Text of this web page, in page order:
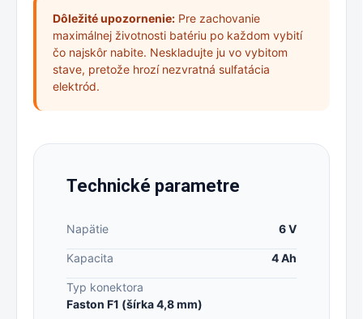
Dôležité upozornenie: Pre zachovanie
maximálnej životnosti batériu po každom vybití
čo najskôr nabite. Neskladujte ju vo vybitom
stave, pretože hrozí nezvratná sulfatácia
elektród.
Technické parametre
Napätie 6 V
Kapacita 4 Ah
Typ konektora
Faston F1 (šírka 4,8 mm)